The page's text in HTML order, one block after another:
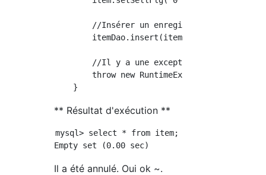
        //Insérer un enregistrement
        itemDao.insert(item);
        //Il y a une exception
        throw new RuntimeException();
** Résultat d'exécution **
mysql> select * from item;
Il a été annulé. Oui ok ~.